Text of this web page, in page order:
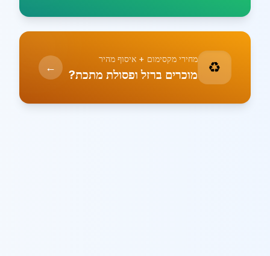
♻️ מחירי מקסימום + איסוף מהיר
מוכרים ברזל ופסולת מתכת? ←